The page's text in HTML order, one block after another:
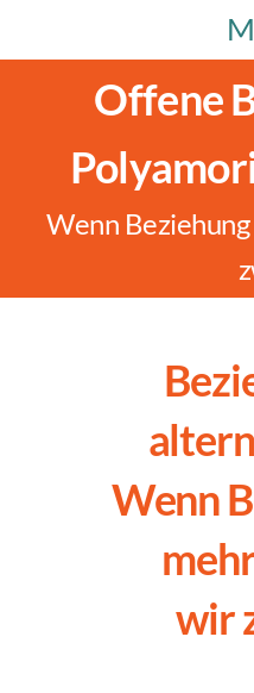
Offene
Wenn
Wenn
wir